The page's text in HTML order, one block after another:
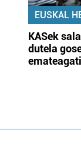
EUSKAL
KASek
dutela